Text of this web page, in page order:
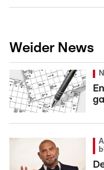
Weider News